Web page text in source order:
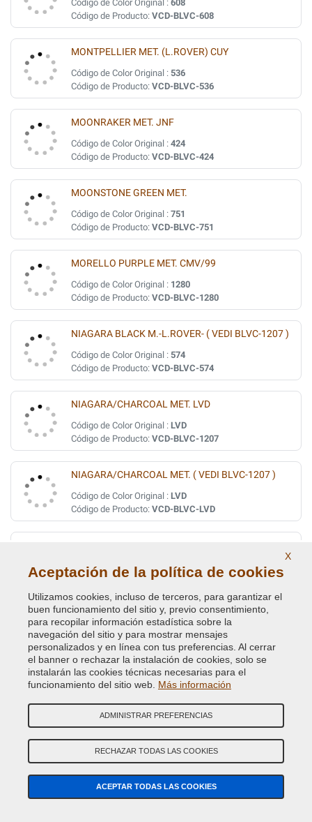
Código de Color Original : 608
Código de Producto: VCD-BLVC-608
MONTPELLIER MET. (L.ROVER) CUY
Código de Color Original : 536
Código de Producto: VCD-BLVC-536
MOONRAKER MET. JNF
Código de Color Original : 424
Código de Producto: VCD-BLVC-424
MOONSTONE GREEN MET.
Código de Color Original : 751
Código de Producto: VCD-BLVC-751
MORELLO PURPLE MET. CMV/99
Código de Color Original : 1280
Código de Producto: VCD-BLVC-1280
NIAGARA BLACK M.-L.ROVER- ( VEDI BLVC-1207 )
Código de Color Original : 574
Código de Producto: VCD-BLVC-574
NIAGARA/CHARCOAL MET. LVD
Código de Color Original : LVD
Código de Producto: VCD-BLVC-1207
NIAGARA/CHARCOAL MET. ( VEDI BLVC-1207 )
Código de Color Original : LVD
Código de Producto: VCD-BLVC-LVD
Código de Color Original :1217
Código de Producto:VCD-BLVC-1217
NIGHTFIRE RED PRL.MET. CAQ
Código de Color Original :1217-CAQ
Código de Producto:VCD-BLVC-CAQ
NIGHTFIRE RED PRL.MET. ( VEDI BLVC-1217 )
Código de Color Original :CAQ
Código de Producto: VCD-BLVC-CAQ
ORKNEY GREY MET.
Código de Color Original :949
Código de Producto:VCD-BLVC-949
X
Aceptación de la política de cookies
Utilizamos cookies, incluso de terceros, para garantizar el
buen funcionamiento del sitio y, previo consentimiento,
para recopilar información estadística sobre la
navegación del sitio y para mostrar mensajes
personalizados y en línea con tus preferencias. Al cerrar
el banner o rechazar la instalación de cookies, solo se
instalarán las cookies técnicas necesarias para el
funcionamiento del sitio web. Más información
ADMINISTRAR PREFERENCIAS
RECHAZAR TODAS LAS COOKIES
ACEPTAR TODAS LAS COOKIES